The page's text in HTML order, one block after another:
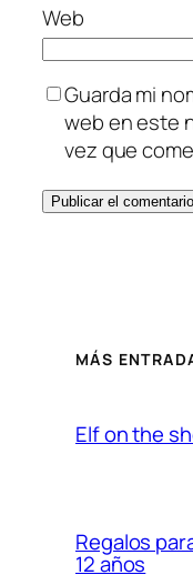
Web
Guarda mi
web en este
vez que
MÁS
Elf on the
Regalos
12 años